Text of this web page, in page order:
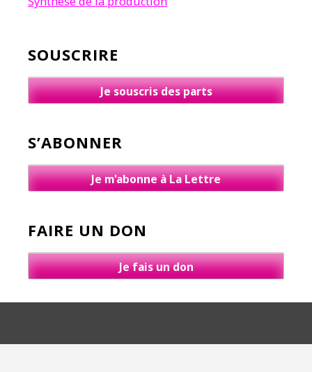
SOUSCRIRE
Je souscris des parts
S’ABONNER
Je m'abonne à La Lettre
FAIRE UN DON
Je fais un don